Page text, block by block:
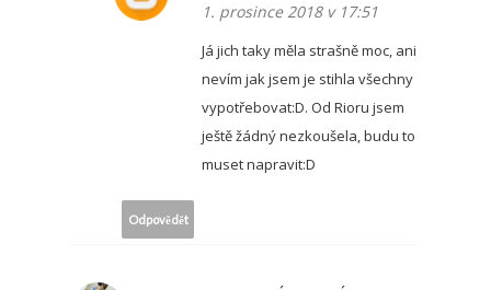
1. prosince 2018 v 17:51
Já jich taky měla strašně moc, ani
nevím jak jsem je stihla všechny
vypotřebovat:D. Od Rioru jsem
ještě žádný nezkoušela, budu to
muset napravit:D
Odpovědět